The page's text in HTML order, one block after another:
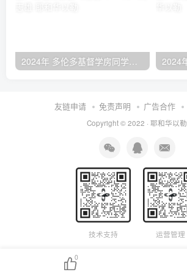
2024年 多伦多基督学房同学聚会：有福的教会（帖后1：1-5） 刘志雄
友链申请 免责声明 广告合作
Copyright © 2022 · 耶和华以勒
技术支持 运营管理
0